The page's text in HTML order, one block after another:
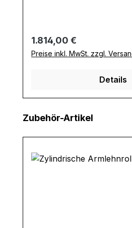
Regulärer Preis:
1.814,00 €
Preise inkl. MwSt. zzgl.
Details
Produktgalerie überspringen
Zubehör-Artikel